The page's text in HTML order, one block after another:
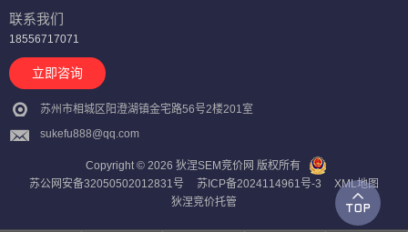
联系我们
18556717071
立即咨询
苏州市相城区阳澄湖镇金宅路56号2楼201室
sukefu888@qq.com
Copyright © 2026 狄涅SEM竞价网 版权所有
苏公网安备32050502012831号
苏ICP备2024114961号-3
XML地图
狄涅竞价托管